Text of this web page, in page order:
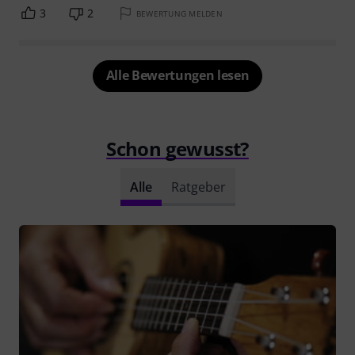
3 2 BEWERTUNG MELDEN
Alle Bewertungen lesen
Schon gewusst?
Alle Ratgeber